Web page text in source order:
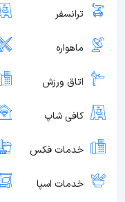
ترانسفر
ماهواره
اتاق ورزش
کافی شاپ
خدمات فکس
خدمات اسپا